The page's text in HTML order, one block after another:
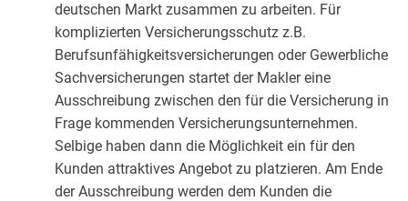
deutschen Markt zusammen zu arbeiten. Für
komplizierten Versicherungsschutz z.B.
Berufsunfähigkeitsversicherungen oder Gewerbliche
Sachversicherungen startet der Makler eine
Ausschreibung zwischen den für die Versicherung in
Frage kommenden Versicherungsunternehmen.
Selbige haben dann die Möglichkeit ein für den
Kunden attraktives Angebot zu platzieren. Am Ende
der Ausschreibung werden dem Kunden die